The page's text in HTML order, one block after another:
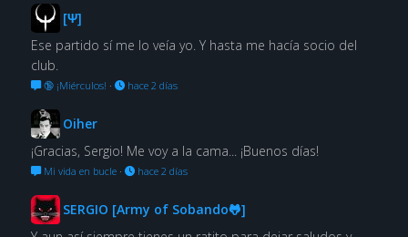
[Ψ]
Ese partido sí me lo veía yo. Y hasta me hacía socio del
club.
🔞 ¡Miérculos! · hace 2 días
Oiher
¡Gracias, Sergio! Me voy a la cama... ¡Buenos días!
Mi vida en bucle· hace 2 días
SERGIO [Army of Sobando🐸]